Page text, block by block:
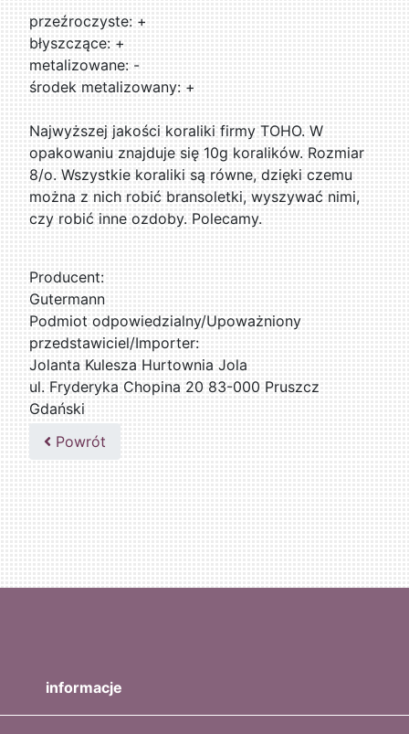
przeźroczyste: +
błyszczące: +
metalizowane: -
środek metalizowany: +
Najwyższej jakości koraliki firmy TOHO. W
opakowaniu znajduje się 10g koralików. Rozmiar
8/o. Wszystkie koraliki są równe, dzięki czemu
można z nich robić bransoletki, wyszywać nimi,
czy robić inne ozdoby. Polecamy.
Producent:
Gutermann
Podmiot odpowiedzialny/Upoważniony
przedstawiciel/Importer:
Jolanta Kulesza Hurtownia Jola
ul. Fryderyka Chopina 20 83-000 Pruszcz
Gdański
Powrót
informacje